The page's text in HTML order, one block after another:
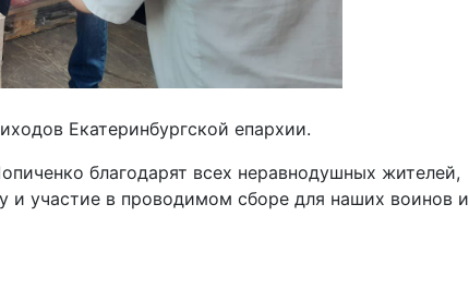
Екатеринбургской епархии.
благодарят всех неравнодушных жителей,
участие в проводимом сборе для наших воинов и